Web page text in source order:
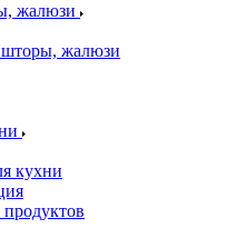
жалюзи
жалюзи
кухни